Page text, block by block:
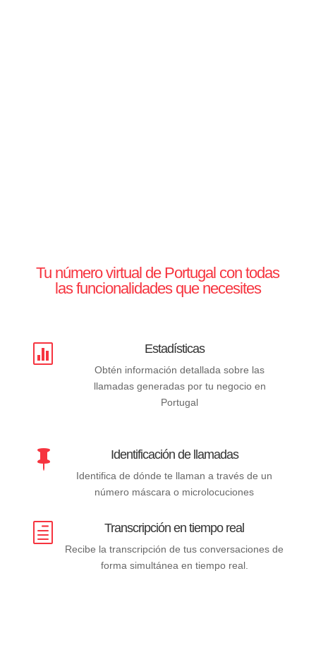
Tu número virtual de Portugal con todas
las funcionalidades que necesites
 Estadísticas
Obtén información detallada sobre las
llamadas generadas por tu negocio en
Portugal
 Identificación de llamadas
Identifica de dónde te llaman a través de un
número máscara o microlocuciones
h Transcripción en tiempo real
Recibe la transcripción de tus conversaciones de
forma simultánea en tiempo real.